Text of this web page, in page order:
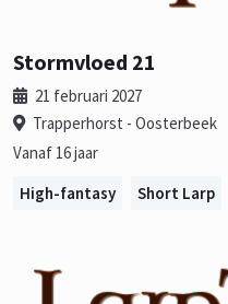
Stormvloed 21
21 februari 2027
Trapperhorst - Oosterbeek
Vanaf 16 jaar
High-fantasy
Short Larp